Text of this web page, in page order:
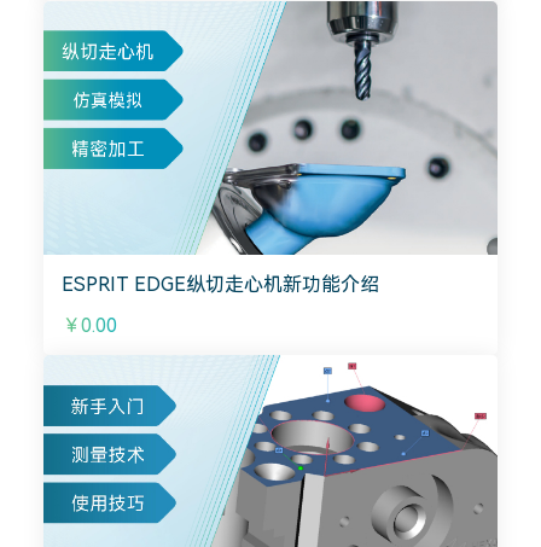
ESPRIT EDGE纵切走心机新功能介绍
￥0.00